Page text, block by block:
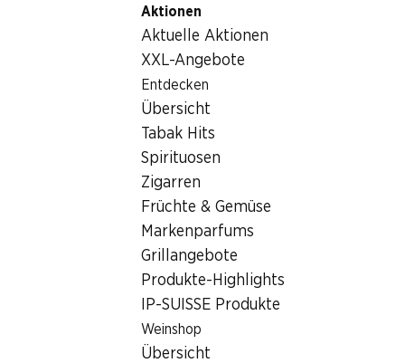
Aktionen
Aktuelle Aktionen
XXL-Angebote
Entdecken
Übersicht
Tabak Hits
Spirituosen
Zigarren
Früchte & Gemüse
Markenparfums
Grillangebote
Produkte-Highlights
IP-SUISSE Produkte
Weinshop
Übersicht
Wein/Champagner
Epicuro Oro Merlot/Primitivo Puglia IGP
Vorderseite